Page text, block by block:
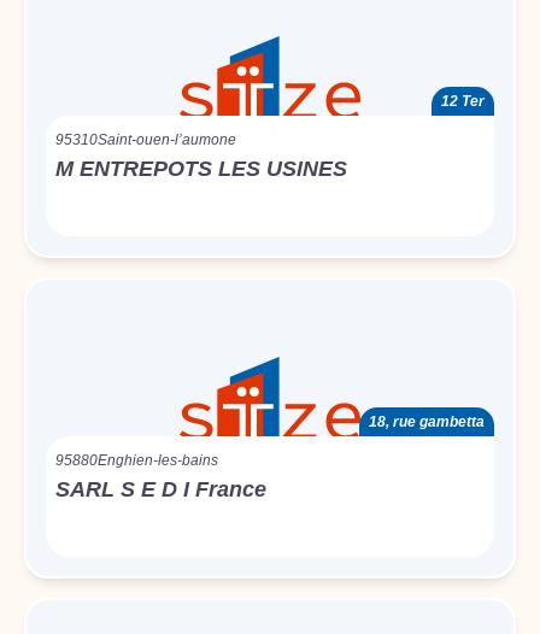
12 Ter
95310Saint-ouen-l’aumone
M ENTREPOTS LES USINES
18, rue gambetta
95880Enghien-les-bains
SARL S E D I France